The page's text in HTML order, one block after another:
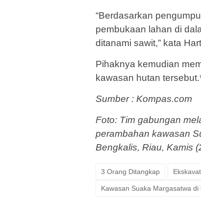
“Berdasarkan
pembukaan lahan di
ditanami sawit,” kata
Pihaknya kemudian
kawasan hutan
Sumber : Kompas.com
Foto: Tim gabungan
perambahan kawasan
Bengkalis, Riau, Kamis
3 Orang Ditangkap
Kawasan Suaka Margasatwa